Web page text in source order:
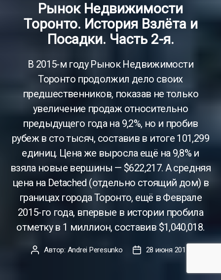
Рынок Недвижимости
Торонто. История Взлёта и
Посадки. Часть 2-я.
В 2015-м году Рынок Недвижимости
Торонто продолжил дело своих
предшественников, показав не только
увеличение продаж относительно
предыдущего года на 9,2%, но и пробив
рубеж в сто тысяч, составив в итоге 101,299
единиц. Цена же выросла ещё на 9,8% и
взяла новые вершины — $622,217. А средняя
цена на Detached (отдельно стоящий дом) в
границах города Торонто, ещё в Феврале
2015-го года, впервые в истории пробила
отметку в 1 миллион, составив $1,040,018.
АвторАвтор: Andrei Peresunko
Дата28 июня 2017